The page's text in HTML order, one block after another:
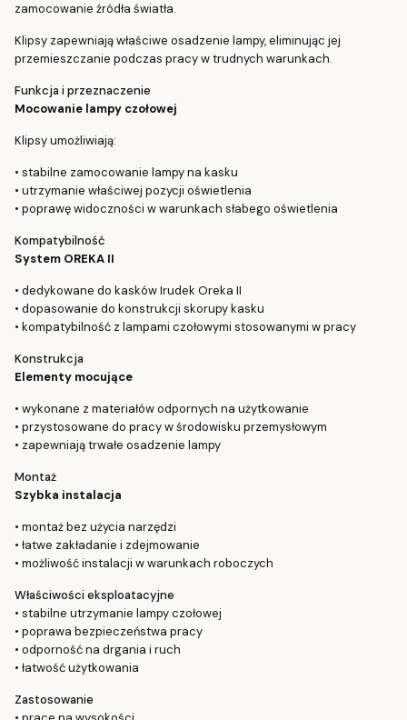
zamocowanie źródła światła.
Klipsy zapewniają właściwe osadzenie lampy, eliminując jej
przemieszczanie podczas pracy w trudnych warunkach.
Funkcja i przeznaczenie
Mocowanie lampy czołowej
Klipsy umożliwiają:
• stabilne zamocowanie lampy na kasku
• utrzymanie właściwej pozycji oświetlenia
• poprawę widoczności w warunkach słabego oświetlenia
Kompatybilność
System OREKA II
• dedykowane do kasków Irudek Oreka II
• dopasowanie do konstrukcji skorupy kasku
• kompatybilność z lampami czołowymi stosowanymi w pracy
Konstrukcja
Elementy mocujące
• wykonane z materiałów odpornych na użytkowanie
• przystosowane do pracy w środowisku przemysłowym
• zapewniają trwałe osadzenie lampy
Montaż
Szybka instalacja
• montaż bez użycia narzędzi
• łatwe zakładanie i zdejmowanie
• możliwość instalacji w warunkach roboczych
Właściwości eksploatacyjne
• stabilne utrzymanie lampy czołowej
• poprawa bezpieczeństwa pracy
• odporność na drgania i ruch
• łatwość użytkowania
Zastosowanie